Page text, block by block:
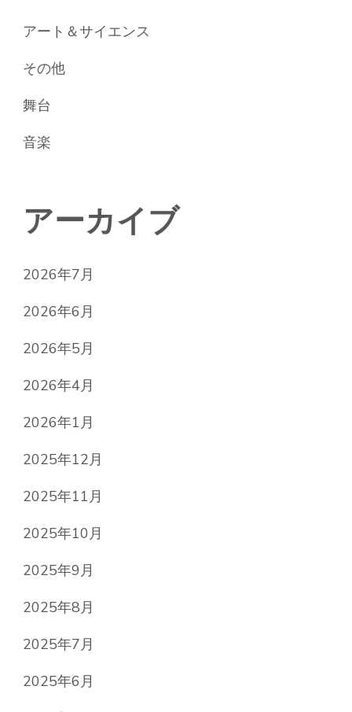
アート＆サイエンス
その他
舞台
音楽
アーカイブ
2026年7月
2026年6月
2026年5月
2026年4月
2026年1月
2025年12月
2025年11月
2025年10月
2025年9月
2025年8月
2025年7月
2025年6月